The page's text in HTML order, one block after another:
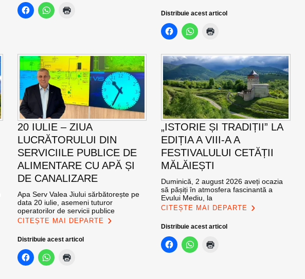
Distribuie acest articol
20 IULIE – ZIUA
LUCRĂTORULUI DIN
SERVICIILE PUBLICE DE
ALIMENTARE CU APĂ ȘI
DE CANALIZARE
Apa Serv Valea Jiului sărbătorește pe
data 20 iulie, asemeni tuturor
operatorilor de servicii publice
CITEȘTE MAI DEPARTE
Distribuie acest articol
„ISTORIE ȘI TRADIȚII” LA
EDIȚIA A VIII-A A
FESTIVALULUI CETĂȚII
MĂLĂIEȘTI
Duminică, 2 august 2026 aveți ocazia
să pășiți în atmosfera fascinantă a
Evului Mediu, la
CITEȘTE MAI DEPARTE
Distribuie acest articol